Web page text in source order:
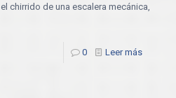
chirrido de una escalera mecánica,
0 Leer más